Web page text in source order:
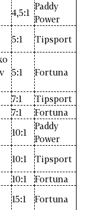
4,5:1
Paddy
Power
5:1
Tipsport
5:1 Fortuna
7:1
Tipsport
7:1
Fortuna
10:1
Paddy
Power
10:1
Tipsport
10:1
Fortuna
15:1 Fortuna